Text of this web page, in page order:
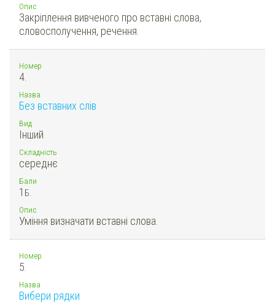
Опис
Закріплення вивченого про вставні слова,
словосполучення, речення.
Номер
4.
Назва
Без вставних слів
Вид
Інший
Складність
середнє
Бали
1 Б.
Опис
Уміння визначати вставні слова.
Номер
5.
Назва
Вибери рядки